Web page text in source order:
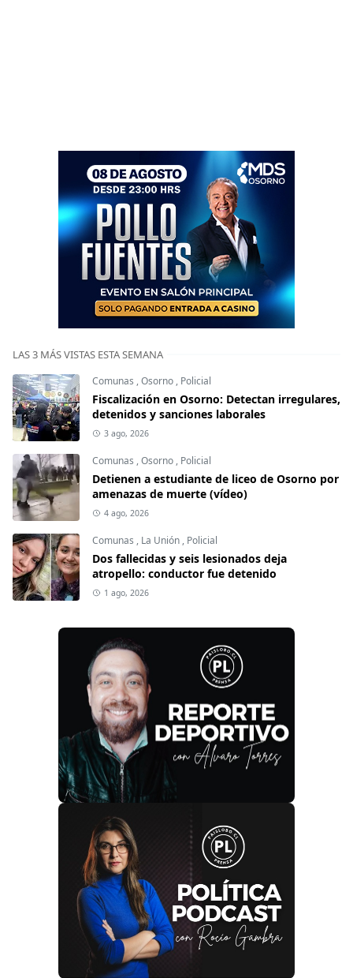
LAS 3 MÁS VISTAS ESTA SEMANA
Comunas ,Osorno , Policial
Fiscalización en Osorno: Detectan irregulares,
detenidos y sanciones laborales
3 ago, 2026
Comunas ,Osorno , Policial
Detienen a estudiante de liceo de Osorno por
amenazas de muerte (vídeo)
4 ago, 2026
Comunas , La Unión , Policial
Dos fallecidas y seis lesionados deja
atropello: conductor fue detenido
1 ago, 2026